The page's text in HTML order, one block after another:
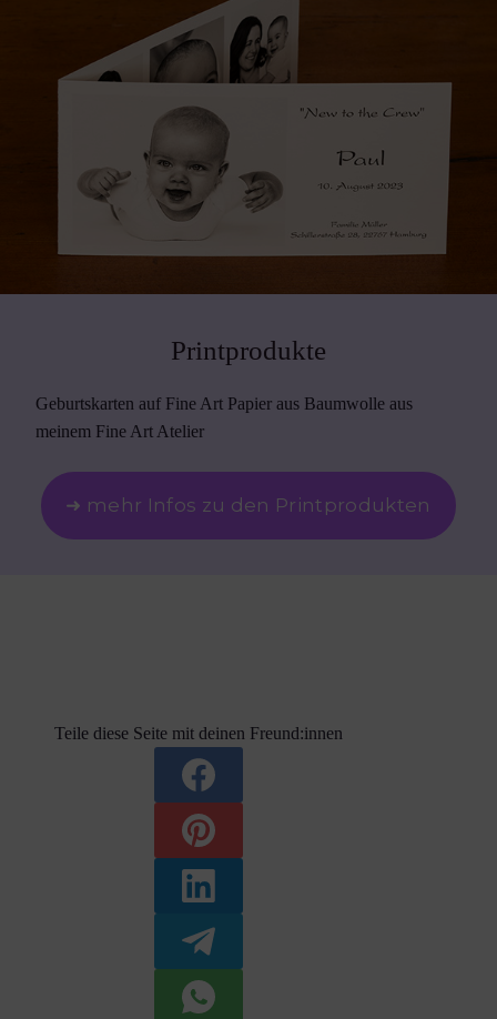
Printprodukte
Geburtskarten auf Fine Art Papier aus Baumwolle aus
meinem Fine Art Atelier
➜ mehr Infos zu den Printprodukten
Teile diese Seite mit deinen Freund:innen